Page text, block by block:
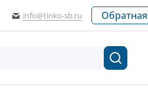
info@tinko-sb.ru